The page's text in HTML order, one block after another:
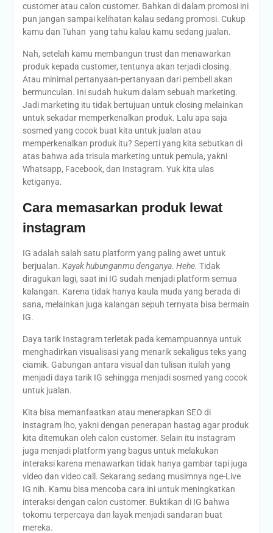
customer atau calon customer. Bahkan di dalam promosi ini
pun jangan sampai kelihatan kalau sedang promosi. Cukup
kamu dan Tuhan yang tahu kalau kamu sedang jualan.
Nah, setelah kamu membangun trust dan menawarkan
produk kepada customer, tentunya akan terjadi closing.
Atau minimal pertanyaan-pertanyaan dari pembeli akan
bermunculan. Ini sudah hukum dalam sebuah marketing.
Jadi marketing itu tidak bertujuan untuk closing melainkan
untuk sekadar memperkenalkan produk. Lalu apa saja
sosmed yang cocok buat kita untuk jualan atau
memperkenalkan produk itu? Seperti yang kita sebutkan di
atas bahwa ada trisula marketing untuk pemula, yakni
Whatsapp, Facebook, dan Instagram. Yuk kita ulas
ketiganya.
Cara memasarkan produk lewat
instagram
IG adalah salah satu platform yang paling awet untuk
berjualan. Kayak hubunganmu denganya. Hehe. Tidak
diragukan lagi, saat ini IG sudah menjadi platform semua
kalangan. Karena tidak hanya kaula muda yang berada di
sana, melainkan juga kalangan sepuh ternyata bisa bermain
IG.
Daya tarik Instagram terletak pada kemampuannya untuk
menghadirkan visualisasi yang menarik sekaligus teks yang
ciamik. Gabungan antara visual dan tulisan itulah yang
menjadi daya tarik IG sehingga menjadi sosmed yang cocok
untuk jualan.
Kita bisa memanfaatkan atau menerapkan SEO di
instagram lho, yakni dengan penerapan hastag agar produk
kita ditemukan oleh calon customer. Selain itu instagram
juga menjadi platform yang bagus untuk melakukan
interaksi karena menawarkan tidak hanya gambar tapi juga
video dan video call. Sekarang sedang musimnya nge-Live
IG nih. Kamu bisa mencoba cara ini untuk meningkatkan
interaksi dengan calon customer. Buktikan di IG bahwa
tokomu terpercaya dan layak menjadi sandaran buat
mereka.